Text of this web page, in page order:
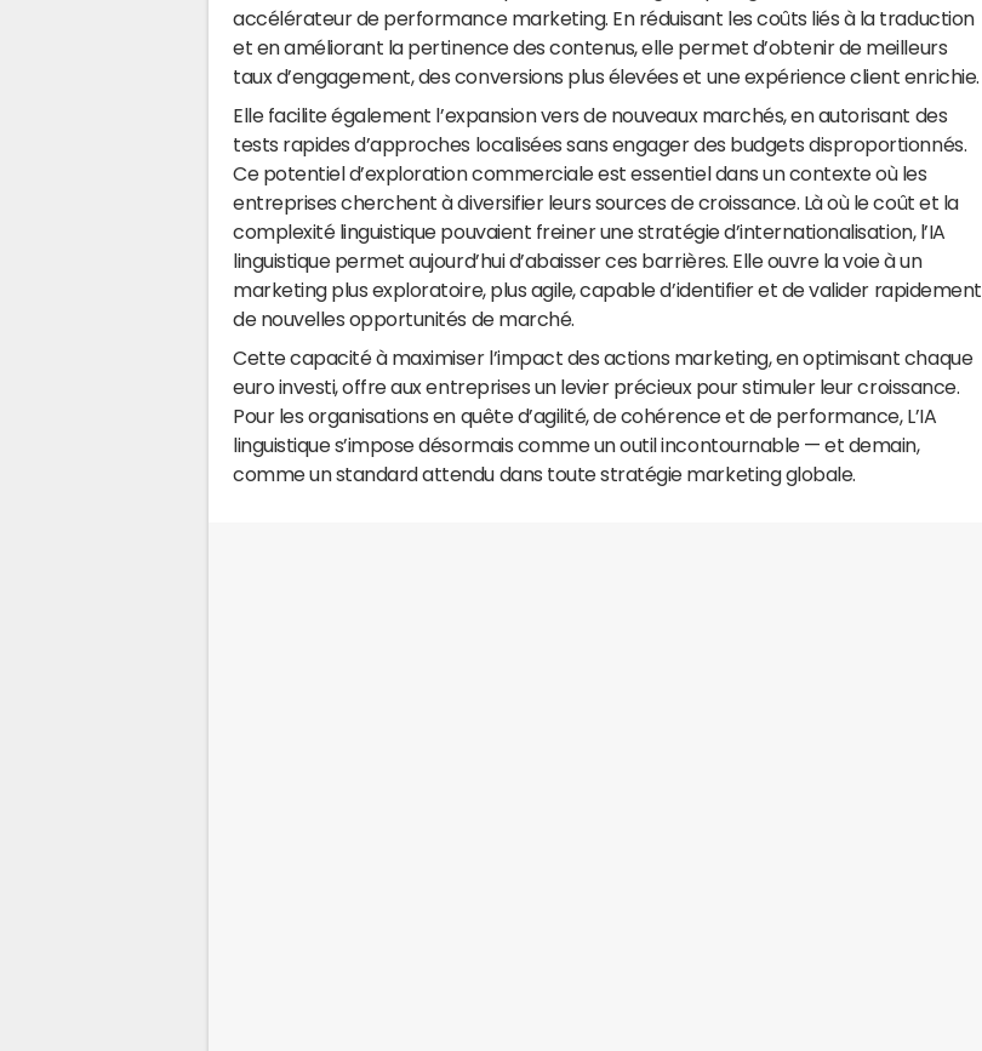
accélérateur de performance marketing. En réduisant les coûts liés à la traduction
et en améliorant la pertinence des contenus, elle permet d’obtenir de meilleurs
taux d’engagement, des conversions plus élevées et une expérience client enrichie.
Elle facilite également l’expansion vers de nouveaux marchés, en autorisant des
tests rapides d’approches localisées sans engager des budgets disproportionnés.
Ce potentiel d’exploration commerciale est essentiel dans un contexte où les
entreprises cherchent à diversifier leurs sources de croissance. Là où le coût et la
complexité linguistique pouvaient freiner une stratégie d’internationalisation, l’IA
linguistique permet aujourd’hui d’abaisser ces barrières. Elle ouvre la voie à un
marketing plus exploratoire, plus agile, capable d’identifier et de valider rapidement
de nouvelles opportunités de marché.
Cette capacité à maximiser l’impact des actions marketing, en optimisant chaque
euro investi, offre aux entreprises un levier précieux pour stimuler leur croissance.
Pour les organisations en quête d’agilité, de cohérence et de performance, L’IA
linguistique s’impose désormais comme un outil incontournable — et demain,
comme un standard attendu dans toute stratégie marketing globale.